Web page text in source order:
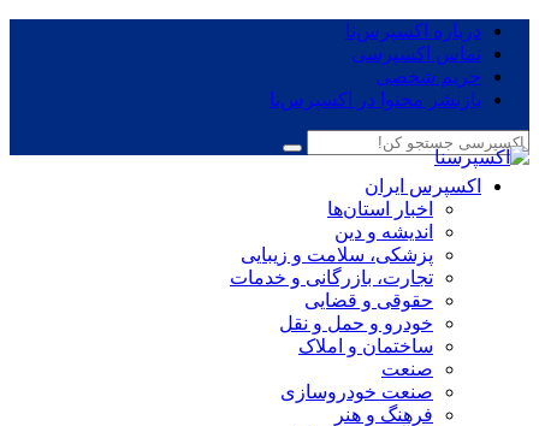
درباره اکسپرس‌نا
تماس اکسپرسی
حریم شخصی
بازنشر محتوا در اکسپرس‌نا
اکسپرس ایران
اخبار استان‌ها
اندیشه و دین
پزشکی، سلامت و زیبایی
تجارت، بازرگانی و خدمات
حقوقی و قضایی
خودرو و حمل و نقل
ساختمان و املاک
صنعت
صنعت خودروسازی
فرهنگ و هنر